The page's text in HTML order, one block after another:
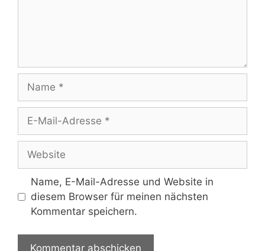
Name
Adresse
Website
Name, E-Mail-Adresse und Website in
diesem Browser für meinen nächsten
Kommentar speichern.